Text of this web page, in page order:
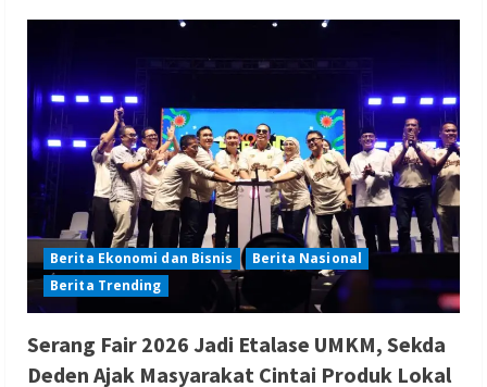
Berita Ekonomi dan Bisnis
Berita Nasional
Berita Trending
Serang Fair 2026 Jadi Etalase UMKM, Sekda
Deden Ajak Masyarakat Cintai Produk Lokal